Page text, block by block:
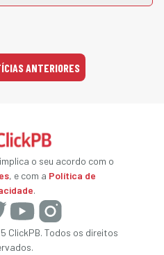
ANTERIORES
o seu acordo com o
, e com a Política de
.
ClickPB. Todos os direitos